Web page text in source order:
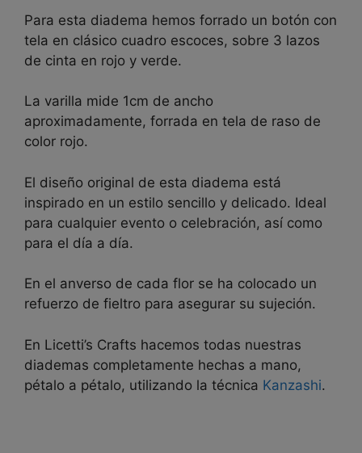
Para esta diadema hemos forrado un botón con
tela en clásico cuadro escoces, sobre 3 lazos
de cinta en rojo y verde.
La varilla mide 1cm de ancho
aproximadamente, forrada en tela de raso de
color rojo.
El diseño original de esta diadema está
inspirado en un estilo sencillo y delicado. Ideal
para cualquier evento o celebración, así como
para el día a día.
En el anverso de cada flor se ha colocado un
refuerzo de fieltro para asegurar su sujeción.
En Licetti’s Crafts hacemos todas nuestras
diademas completamente hechas a mano,
pétalo a pétalo, utilizando la técnica Kanzashi.